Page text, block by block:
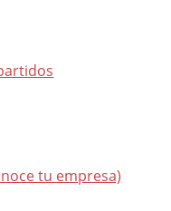
tu empresa)